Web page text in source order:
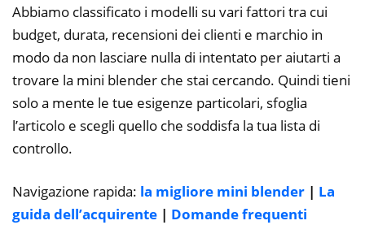
Abbiamo classificato i modelli su vari fattori tra cui
budget, durata, recensioni dei clienti e marchio in
modo da non lasciare nulla di intentato per aiutarti a
trovare la mini blender che stai cercando. Quindi tieni
solo a mente le tue esigenze particolari, sfoglia
l’articolo e scegli quello che soddisfa la tua lista di
controllo.
Navigazione rapida: la migliore mini blender | La
guida dell’acquirente | Domande frequenti